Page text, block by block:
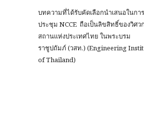
บทความที่ได้รับคัดเลือกนำเสนอในการ
ประชุม NCCE ถือเป็นลิขสิทธิ์ของวิศว
สถานแห่งประเทศไทย ในพระบรม
ราชูปถัมภ์ (วสท.) (Engineering
of Thailand)